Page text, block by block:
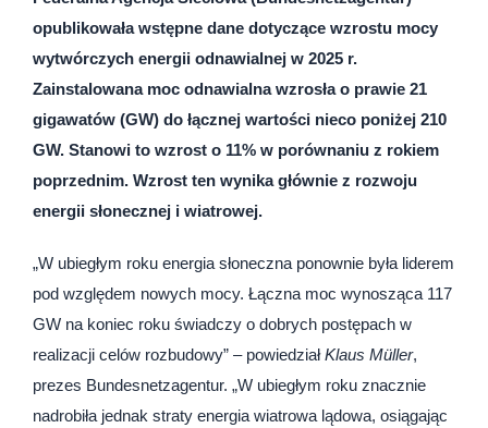
opublikowała wstępne dane dotyczące wzrostu mocy
wytwórczych energii odnawialnej w 2025 r.
Zainstalowana moc odnawialna wzrosła o prawie 21
gigawatów (GW) do łącznej wartości nieco poniżej 210
GW. Stanowi to wzrost o 11% w porównaniu z rokiem
poprzednim. Wzrost ten wynika głównie z rozwoju
energii słonecznej i wiatrowej.
„W ubiegłym roku energia słoneczna ponownie była liderem
pod względem nowych mocy. Łączna moc wynosząca 117
GW na koniec roku świadczy o dobrych postępach w
realizacji celów rozbudowy” – powiedziałKlaus Müller,
prezes Bundesnetzagentur. „W ubiegłym roku znacznie
nadrobiła jednak straty energia wiatrowa lądowa, osiągając